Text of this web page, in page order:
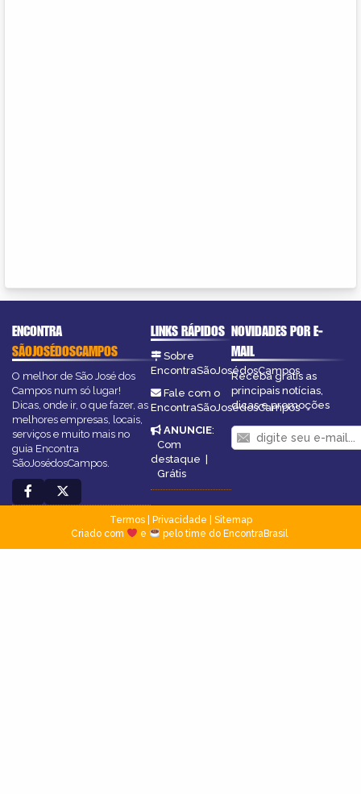
ENCONTRA
SÃOJOSÉDOSCAMPOS
O melhor de São José dos
Campos num só lugar!
Dicas, onde ir, o que fazer, as
melhores empresas, locais,
serviços e muito mais no
guia Encontra
SãoJosédosCampos.
LINKS RÁPIDOS
Sobre
EncontraSãoJosédosCampos
Fale com o
EncontraSãoJosédosCampos
ANUNCIE:
Com
destaque
Grátis
NOVIDADES POR E-
MAIL
Receba grátis as
principais notícias,
dicas e promoções
Termos| Privacidade
Sitemap
Criado com
e pelo time do EncontraBrasil